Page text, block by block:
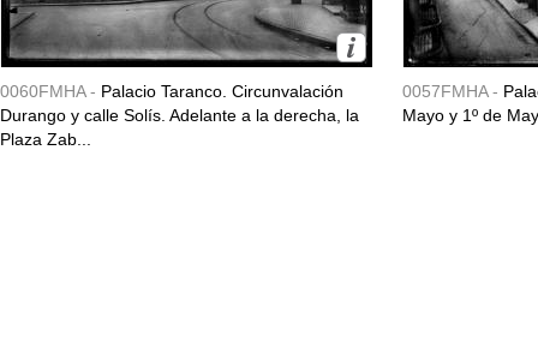
0060FMHA - Palacio Taranco. Circunvalación
Durango y calle Solís. Adelante a la derecha, la
Plaza Zab...
0057FMHA -
Mayo y 1º de